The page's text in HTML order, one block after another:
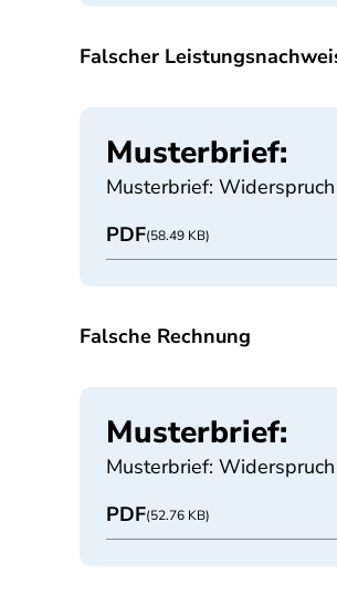
Falscher
Musterbrief:
Musterbrief:
PDF(58.49 KB)
Falsche Rechnung
Musterbrief:
Musterbrief:
PDF(52.76 KB)